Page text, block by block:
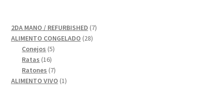
2DA MANO / REFURBISHED 77
ALIMENTO CONGELADO 2828
Conejos 55
Ratas 1616
productos
Ratones 77
productos
ALIMENTO VIVO 11